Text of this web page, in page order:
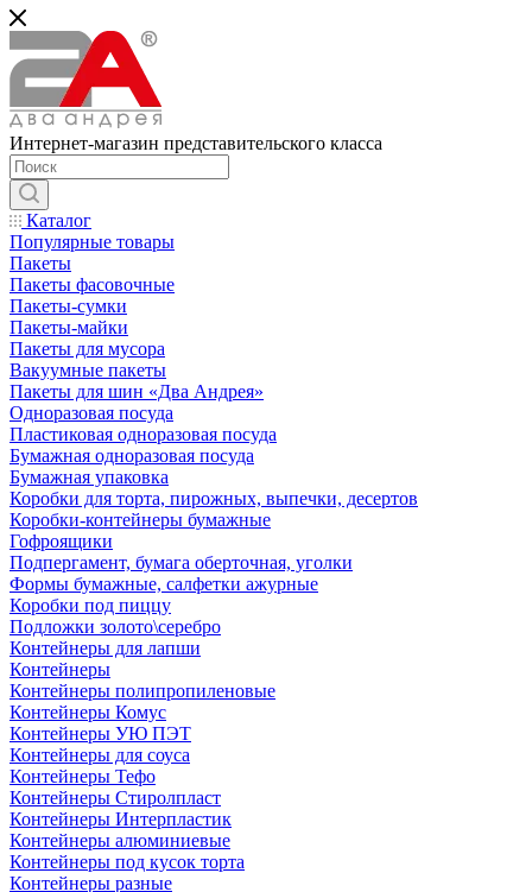
Интернет-магазин представительского класса
Каталог
Популярные товары
Пакеты
Пакеты фасовочные
Пакеты-сумки
Пакеты-майки
Пакеты для мусора
Вакуумные пакеты
Пакеты для шин «Два Андрея»
Одноразовая посуда
Пластиковая одноразовая посуда
Бумажная одноразовая посуда
Бумажная упаковка
Коробки для торта, пирожных, выпечки, десертов
Коробки-контейнеры бумажные
Гофроящики
Подпергамент, бумага оберточная, уголки
Формы бумажные, салфетки ажурные
Коробки под пиццу
Подложки золото\серебро
Контейнеры для лапши
Контейнеры
Контейнеры полипропиленовые
Контейнеры Комус
Контейнеры УЮ ПЭТ
Контейнеры для соуса
Контейнеры Тефо
Контейнеры Стиролпласт
Контейнеры Интерпластик
Контейнеры алюминиевые
Контейнеры под кусок торта
Контейнеры разные